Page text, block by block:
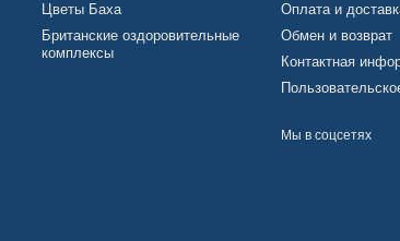
Цветы Баха
Британские оздоровительные
комплексы
Оплата и
Обмен и возврат
Контактная
Мы в соцсетях